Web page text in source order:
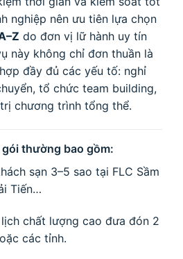
nghiệp nên ưu tiên lựa chọn
do đơn vị lữ hành uy tín
này không chỉ đơn thuần là
đầy đủ các yếu tố: nghỉ
tổ chức team building,
chương trình tổng thể.
thường bao gồm:
sạn 3–5 sao tại FLC Sầm
Tiến…
lịch chất lượng cao đưa đón 2
các tỉnh.